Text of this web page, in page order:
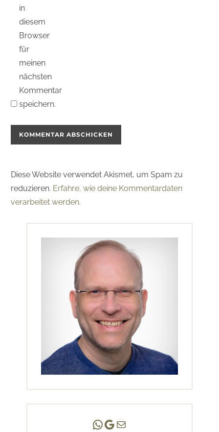
in
diesem
Browser
für
meinen
nächsten
Kommentar
speichern.
Diese Website verwendet Akismet, um Spam zu
reduzieren. Erfahre, wie deine Kommentardaten
verarbeitet werden.
Andreas Scholz | (HPP)
Praxis Adlershof
E-Mail an mich ...